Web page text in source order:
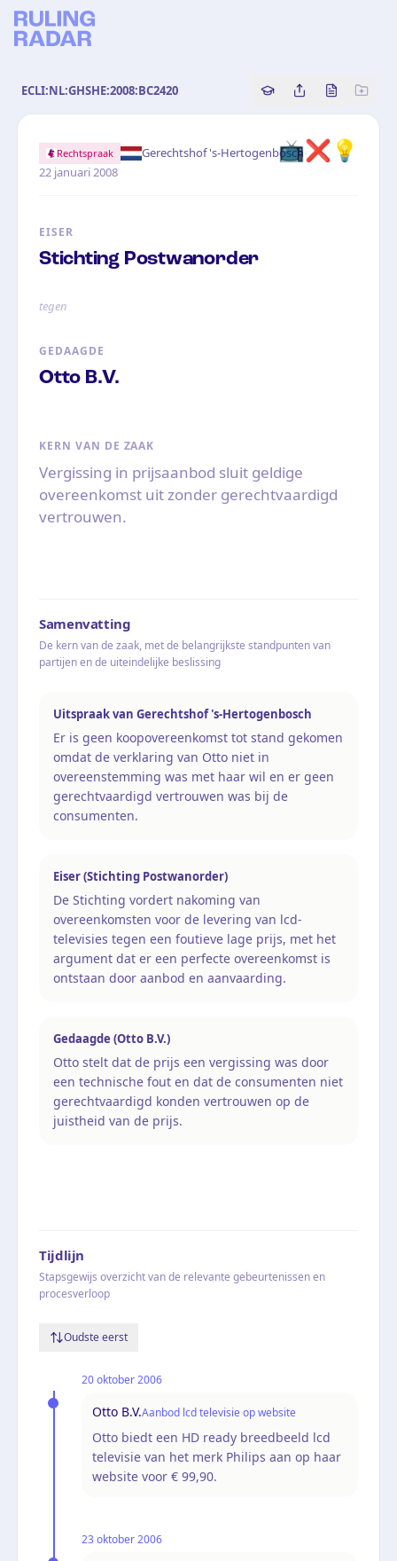
ECLI:NL:GHSHE:2008:BC2420 Copy source
Share this
Bekijk
📺❌ 💡
Rechtspraak Gerechtshof 's-Hertogenbosch·
22 januari 2008
EISER
Stichting Postwanorder
tegen
GEDAAGDE
Otto B.V.
KERN VAN DE ZAAK
Vergissing in prijsaanbod sluit geldige
overeenkomst uit zonder gerechtvaardigd
vertrouwen.
Samenvatting
De kern van de zaak, met de belangrijkste standpunten van
partijen en de uiteindelijke beslissing
Uitspraak van Gerechtshof 's-Hertogenbosch
Er is geen koopovereenkomst tot stand gekomen
omdat de verklaring van Otto niet in
overeenstemming was met haar wil en er geen
gerechtvaardigd vertrouwen was bij de
consumenten.
Eiser (Stichting Postwanorder)
De Stichting vordert nakoming van
overeenkomsten voor de levering van lcd-
televisies tegen een foutieve lage prijs, met het
argument dat er een perfecte overeenkomst is
ontstaan door aanbod en aanvaarding.
Gedaagde (Otto B.V.)
Otto stelt dat de prijs een vergissing was door
een technische fout en dat de consumenten niet
gerechtvaardigd konden vertrouwen op de
juistheid van de prijs.
Tijdlijn
Stapsgewijs overzicht van de relevante gebeurtenissen en
procesverloop
Oudste eerst
20 oktober 2006
Otto B.V.Aanbod lcd televisie op website
Otto biedt een HD ready breedbeeld lcd
televisie van het merk Philips aan op haar
website voor € 99,90.
23 oktober 2006